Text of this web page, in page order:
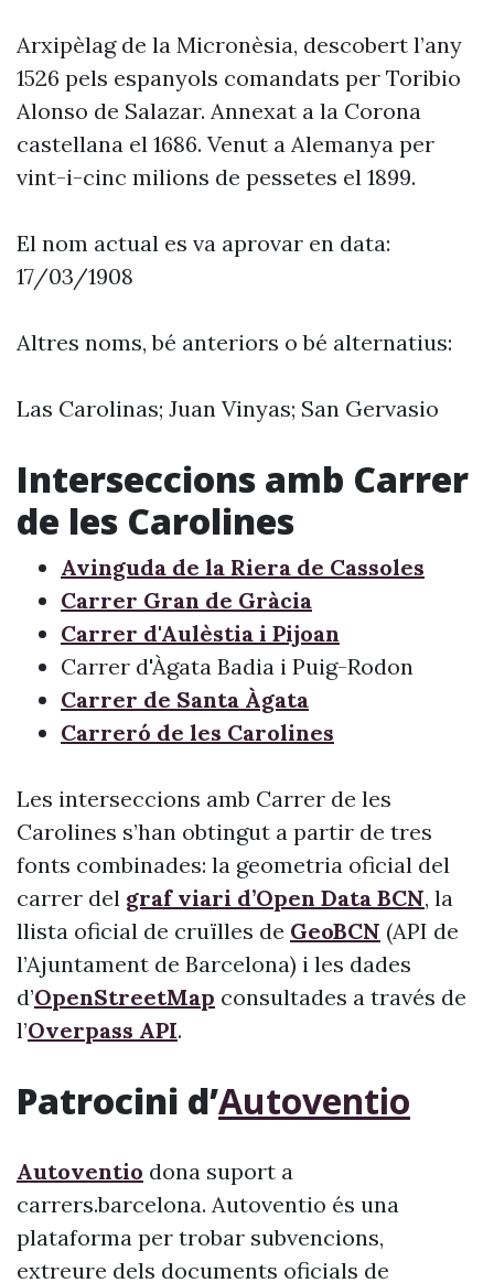
Arxipèlag de la Micronèsia, descobert l’any
1526 pels espanyols comandats per Toribio
Alonso de Salazar. Annexat a la Corona
castellana el 1686. Venut a Alemanya per
vint-i-cinc milions de pessetes el 1899.
El nom actual es va aprovar en data:
17/03/1908
Altres noms, bé anteriors o bé alternatius:
Las Carolinas; Juan Vinyas; San Gervasio
Interseccions amb Carrer
de les Carolines
Avinguda de la Riera de Cassoles
Carrer Gran de Gràcia
Carrer d'Aulèstia i Pijoan
Carrer d'Àgata Badia i Puig-Rodon
Carrer de Santa Àgata
Carreró de les Carolines
Les interseccions amb Carrer de les
Carolines s’han obtingut a partir de tres
fonts combinades: la geometria oficial del
carrer del graf viari d’Open Data BCN, la
llista oficial de cruïlles de GeoBCN (API de
l’Ajuntament de Barcelona) i les dades
d’OpenStreetMap consultades a través de
l’Overpass API.
Patrocini d’Autoventio
Autoventio dona suport a
carrers.barcelona. Autoventio és una
plataforma per trobar subvencions,
extreure dels documents oficials de